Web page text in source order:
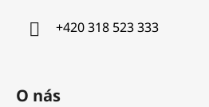
+420 318 523 333
O nás